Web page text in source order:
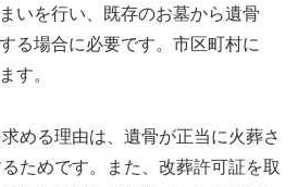
まいを行い、既存のお墓から遺骨
る場合に必要です。市区町村に
す。
める理由は、遺骨が正当に火葬さ
ためです。また、改葬許可証を取